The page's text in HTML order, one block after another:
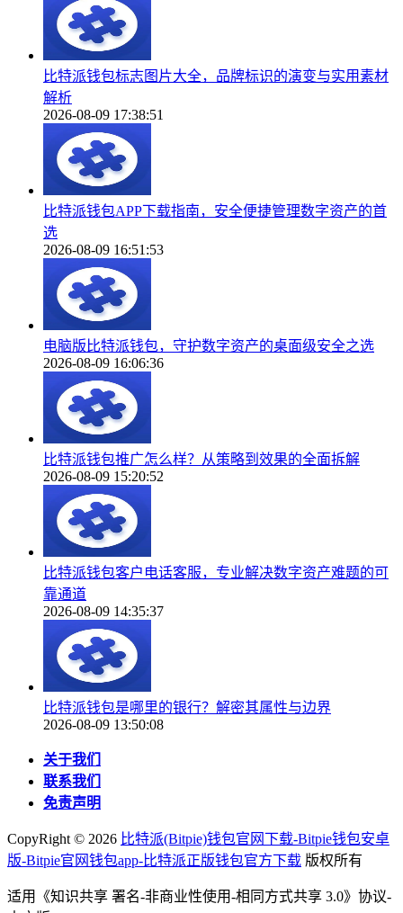
比特派钱包标志图片大全，品牌标识的演变与实用素材
解析
2026-08-09 17:38:51
比特派钱包APP下载指南，安全便捷管理数字资产的首
选
2026-08-09 16:51:53
电脑版比特派钱包，守护数字资产的桌面级安全之选
2026-08-09 16:06:36
比特派钱包推广怎么样？从策略到效果的全面拆解
2026-08-09 15:20:52
比特派钱包客户电话客服，专业解决数字资产难题的可
靠通道
2026-08-09 14:35:37
比特派钱包是哪里的银行？解密其属性与边界
2026-08-09 13:50:08
关于我们
联系我们
免责声明
CopyRight © 2026 比特派(Bitpie)钱包官网下载-Bitpie钱包安卓
版-Bitpie官网钱包app-比特派正版钱包官方下载 版权所有
适用《知识共享 署名-非商业性使用-相同方式共享 3.0》协议-